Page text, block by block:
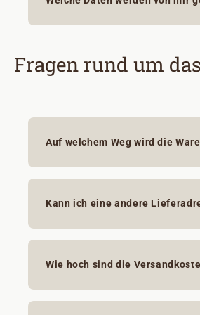
Fragen rund um
Auf welchem Weg wird die
Kann ich eine andere
Wie hoch sind die